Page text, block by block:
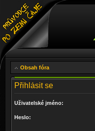
Obsah fóra
Přihlásit se
Uživatelské jméno:
Heslo: